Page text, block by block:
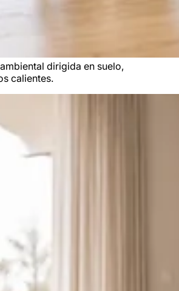
dirigida en suelo,
calientes.